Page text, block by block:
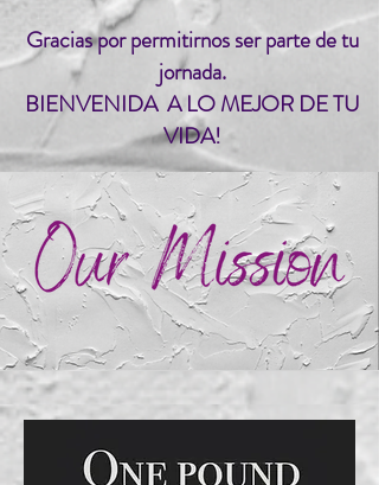
Gracias por permitirnos ser parte de tu
jornada.
BIENVENIDA A LO MEJOR DE TU
VIDA!